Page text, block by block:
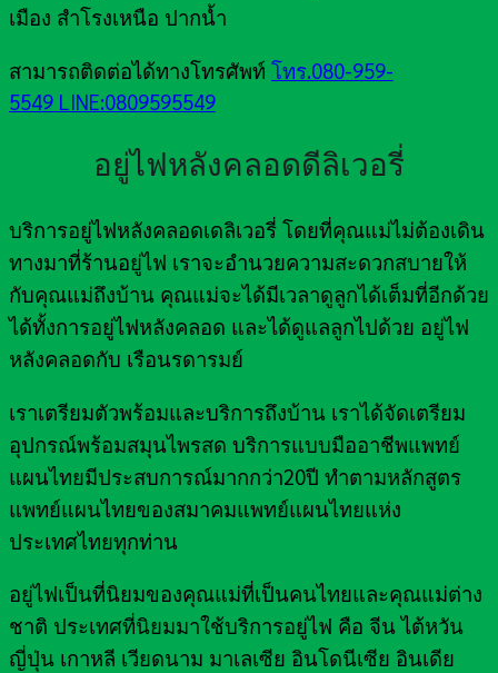
เมือง สำโรงเหนือ ปากน้ำ
สามารถติดต่อได้ทางโทรศัพท์ โทร.080-959-
5549 LINE:0809595549
อยู่ไฟหลังคลอดดีลิเวอรี่
บริการอยู่ไฟหลังคลอดเดลิเวอรี่ โดยที่คุณแม่ไม่ต้องเดิน
ทางมาที่ร้านอยู่ไฟ เราจะอำนวยความสะดวกสบายให้
กับคุณแม่ถึงบ้าน คุณแม่จะได้มีเวลาดูลูกได้เต็มที่อีกด้วย
ได้ทั้งการอยู่ไฟหลังคลอด และได้ดูแลลูกไปด้วย อยู่ไฟ
หลังคลอดกับ เรือนรดารมย์
เราเตรียมตัวพร้อมและบริการถึงบ้าน เราได้จัดเตรียม
อุปกรณ์พร้อมสมุนไพรสด บริการแบบมืออาชีพแพทย์
แผนไทยมีประสบการณ์มากกว่า20ปี ทำตามหลักสูตร
แพทย์แผนไทยของสมาคมแพทย์แผนไทยแห่ง
ประเทศไทยทุกท่าน
อยู่ไฟเป็นที่นิยมของคุณแม่ที่เป็นคนไทยและคุณแม่ต่าง
ชาติ ประเทศที่นิยมมาใช้บริการอยู่ไฟ คือ จีน ไต้หวัน
ญี่ปุ่น เกาหลี เวียดนาม มาเลเซีย อินโดนีเซีย อินเดีย